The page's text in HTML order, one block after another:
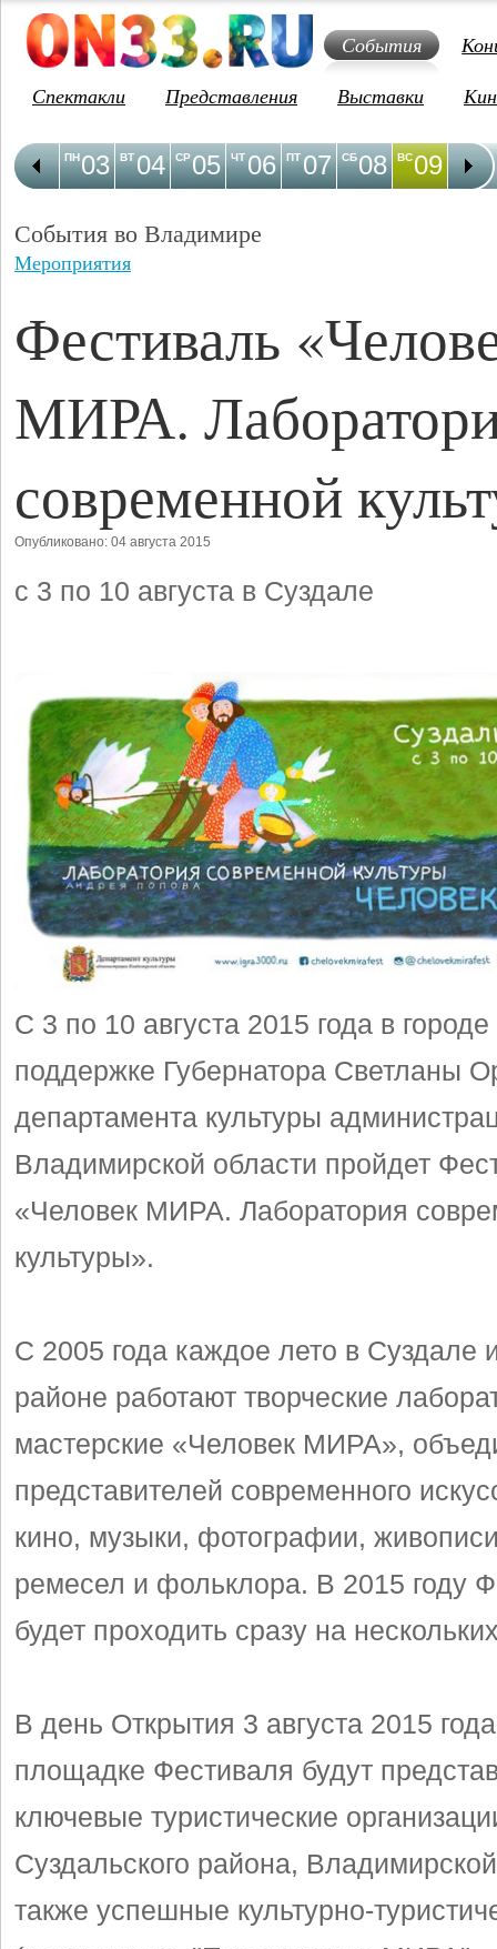
События
Спектакли
Представления Выставки
03
ПН 04
ВТ 05
СР 06
ЧТ 07
ПТ 08
СБ 09
ВС 10
ПН
События во Владимире
Мероприятия
Фестиваль
МИРА.
современной
Опубликовано: 04 августа 2015
с 3 по 10 августа в Суздале
С 3 по 10 августа 2015 года в
поддержке Губернатора Светланы
департамента культуры
Владимирской области пройдет
«Человек МИРА. Лаборатория
культуры».
С 2005 года каждое лето в Суздале
районе работают творческие
мастерские «Человек МИРА»,
представителей современного
кино, музыки, фотографии,
ремесел и фольклора. В 2015 году
будет проходить сразу на
В день Открытия 3 августа 2015
площадке Фестиваля будут
ключевые туристические
Суздальского района,
также успешные культурно-